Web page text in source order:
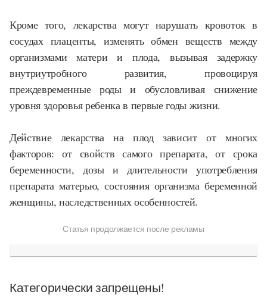
Кроме того, лекарства могут нарушать кровоток в
сосудах плаценты, изменять обмен веществ между
организмами матери и плода, вызывая задержку
внутриутробного развития, провоцируя
преждевременные роды и обусловливая снижение
уровня здоровья ребенка в первые годы жизни.
Действие лекарства на плод зависит от многих
факторов: от свойств самого препарата, от срока
беременности, дозы и длительности употребления
препарата матерью, состояния организма беременной
женщины, наследственных особенностей.
Статья продолжается после рекламы
Категорически запрещены!